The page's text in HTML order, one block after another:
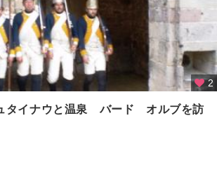
2
タイナウと温泉 バード オルブを訪